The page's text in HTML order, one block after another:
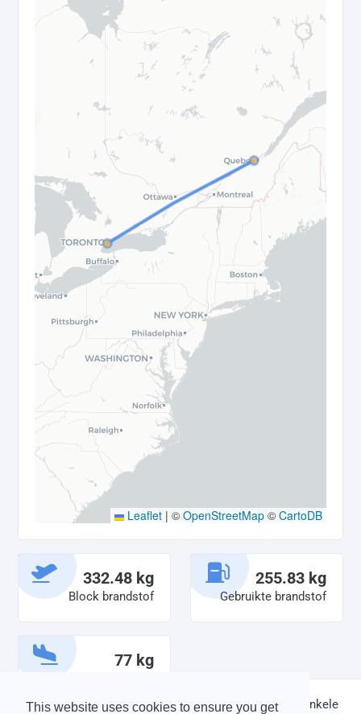
This website uses cookies to ensure you get
Leaflet | © OpenStreetMap © CartoDB
332.48 kg
Block brandstof
255.83 kg
Gebruikte brandstof
77 kg
DISCLAIMER: V-Bird Virtual Airlines Group kan op geen enkele